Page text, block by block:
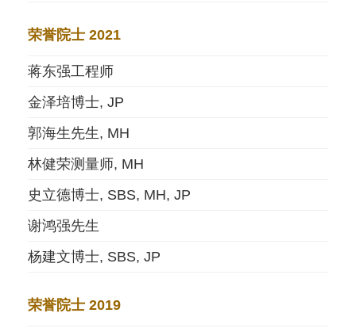
荣誉院士 2021
蒋东强工程师
金泽培博士, JP
郭海生先生, MH
林健荣测量师, MH
史立德博士, SBS, MH, JP
谢鸿强先生
杨建文博士, SBS, JP
荣誉院士 2019